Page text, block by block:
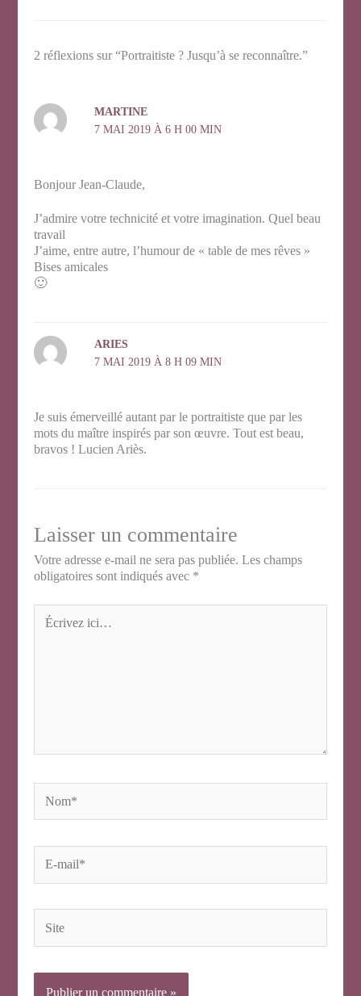
2 réflexions sur “Portraitiste ? Jusqu’à se reconnaître.”
MARTINE
7 MAI 2019 À 6 H 00 MIN
Bonjour Jean-Claude,
J’admire votre technicité et votre imagination. Quel beau
travail
J’aime, entre autre, l’humour de « table de mes rêves »
Bises amicales
🙂
ARIES
7 MAI 2019 À 8 H 09 MIN
Je suis émerveillé autant par le portraitiste que par les
mots du maître inspirés par son œuvre. Tout est beau,
bravos ! Lucien Ariès.
Laisser un commentaire
Votre adresse e-mail ne sera pas publiée. Les champs
obligatoires sont indiqués avec *
ici…
mail*